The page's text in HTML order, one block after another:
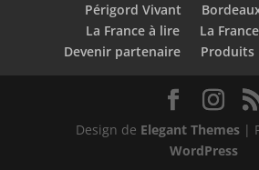
Périgord Vivant
La France à lire
La
Devenir partenaire
Produits
Design de Elegant Themes|
WordPress